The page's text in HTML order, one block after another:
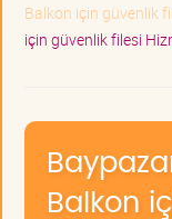
Balkon için güvenlik
için güvenlik filesi
Balkon